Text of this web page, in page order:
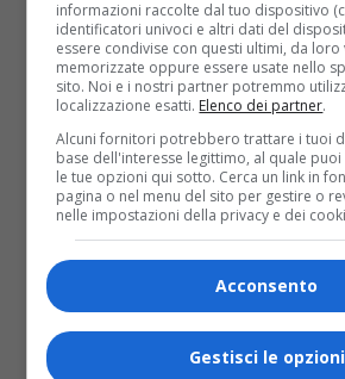
Musica7 anni fa
Sanremo History. Vorrei
cent’anni: Mietta con
batte Lisa e approda in
Scopriamo chi vince la quarta
di “Vorrei cantarti fra
Ultima sfida dei quarti di finale di
informazioni raccolte dal tuo dispositivo
identificatori univoci e altri dati del
essere condivise con questi ultimi, da loro
memorizzate oppure essere usate nello
sito. Noi e i nostri partner potremmo
localizzazione esatti. Elenco dei partner.
Alcuni fornitori potrebbero trattare i tuoi
base dell'interesse legittimo, al quale
le tue opzioni qui sotto. Cerca un link in
pagina o nel menu del sito per gestire o
nelle impostazioni della privacy e dei
Acconsento
Gestisci le opzioni